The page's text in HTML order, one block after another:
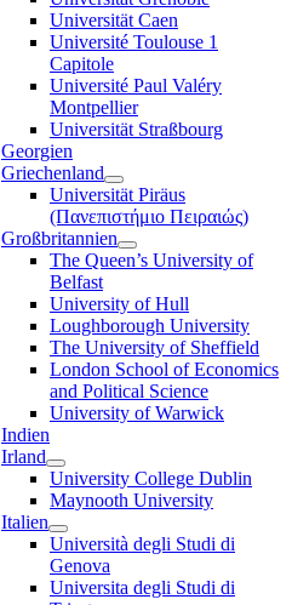
Universität Caen
Université Toulouse 1
Capitole
Université Paul Valéry
Montpellier
Universität Straßbourg
Georgien
Griechenland
Universität Piräus
(Πανεπιστήμιο Πειραιώς)
Großbritannien
The Queen’s University of
Belfast
University of Hull
Loughborough University
The University of Sheffield
London School of Economics
and Political Science
University of Warwick
Indien
Irland
University College Dublin
Maynooth University
Italien
Università degli Studi di
Genova
Universita degli Studi di